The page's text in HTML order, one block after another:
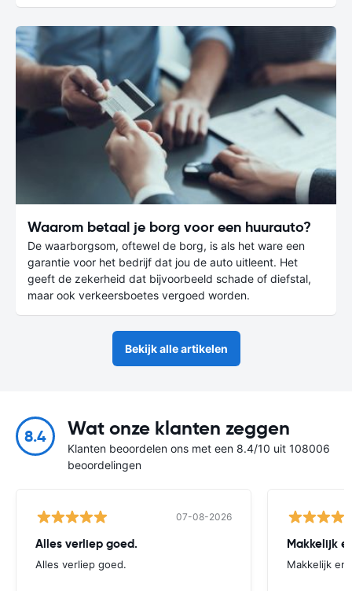
Waarom betaal je borg voor een huurauto?
De waarborgsom, oftewel de borg, is als het ware een
garantie voor het bedrijf dat jou de auto uitleent. Het
geeft de zekerheid dat bijvoorbeeld schade of diefstal,
maar ook verkeersboetes vergoed worden.
Bekijk alle artikelen
8.4 Wat onze klanten zeggen
Klanten beoordelen ons met een 8.4/10 uit 108006
beoordelingen
07-08-2026
Alles verliep goed.
Alles verliep goed. Makkelijk en